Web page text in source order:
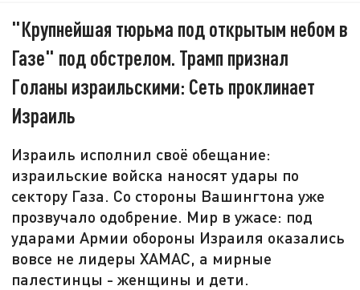
"Крупнейшая тюрьма под открытым небом в
Газе" под обстрелом. Трамп признал
Голаны израильскими: Сеть проклинает
Израиль
Израиль исполнил своё обещание:
израильские войска наносят удары по
сектору Газа. Со стороны Вашингтона уже
прозвучало одобрение. Мир в ужасе: под
ударами Армии обороны Израиля оказались
вовсе не лидеры ХАМАС, а мирные
палестинцы - женщины и дети.